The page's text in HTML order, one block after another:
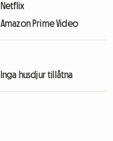
Netflix
Amazon Prime Video
Inga husdjur tillåtna